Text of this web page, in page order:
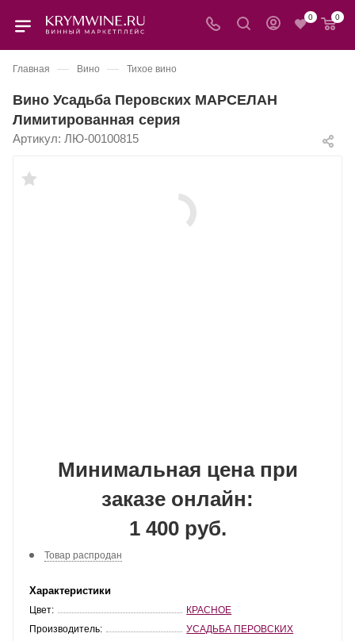
0 0
Главная — Вино — Тихое вино
Вино Усадьба Перовских МАРСЕЛАН
Лимитированная серия
Артикул: ЛЮ-00100815
Минимальная цена при
заказе онлайн:
1 400 руб.
Товар распродан
Характеристики
Цвет:
КРАСНОЕ
Производитель:
УСАДЬБА ПЕРОВСКИХ